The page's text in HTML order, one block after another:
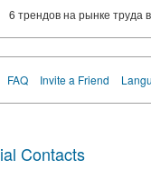
6 трендов на рынке труда
FAQ Invite a Friend
Contacts